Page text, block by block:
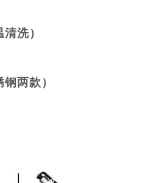
清洗）
两款）